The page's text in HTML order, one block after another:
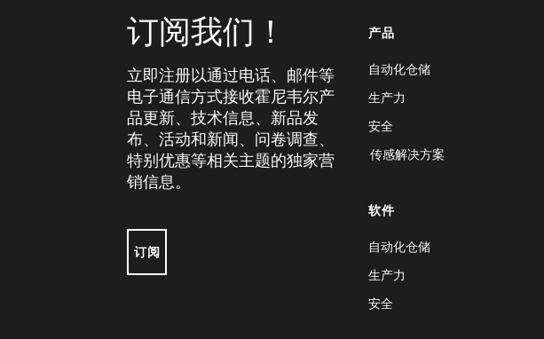
订阅我们！
立即注册以通过电话、邮件等
电子通信方式接收霍尼韦尔产
品更新、技术信息、新品发
布、活动和新闻、问卷调查、
特别优惠等相关主题的独家营
销信息。
订阅
产品
自动化仓储
生产力
安全
传感解决方案
软件
自动化仓储
生产力
安全